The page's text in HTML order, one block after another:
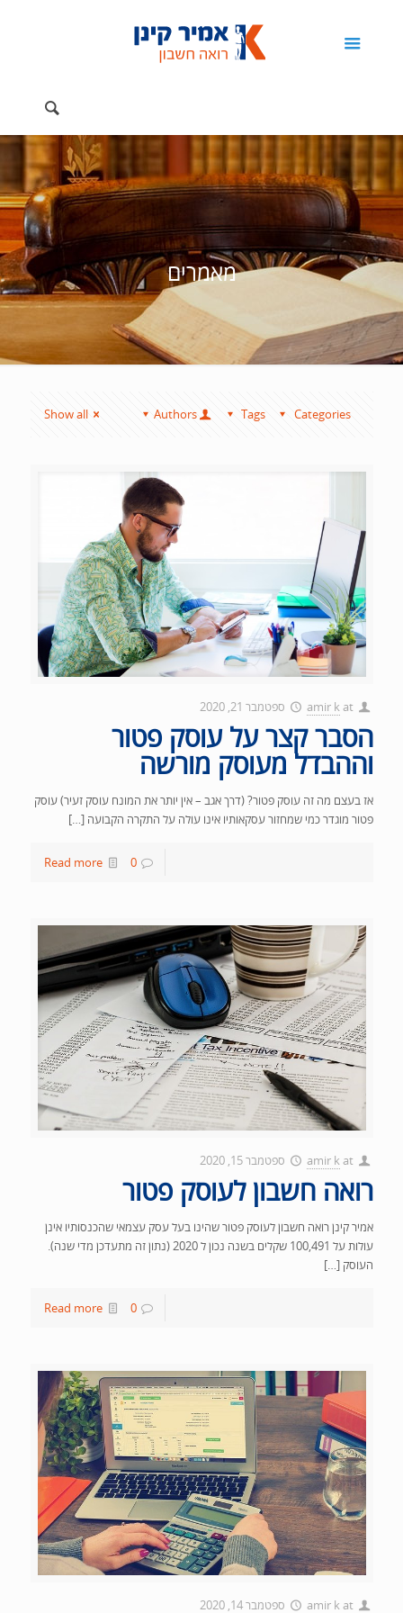
מאמרים
Categories
Tags
Authors
Show all
amir kat ספטמבר 21, 2020
הסבר קצר על עוסק פטור
וההבדל מעוסק מורשה
אז בעצם מה זה עוסק פטור? (דרך אגב – אין יותר את המונח עוסק זעיר) עוסק
פטור מוגדר כמי שמחזור עסקאותיו אינו עולה על התקרה הקבועה […]
0
Read more
amir kat ספטמבר 15, 2020
רואה חשבון לעוסק פטור
אמיר קינן רואה חשבון לעוסק פטור שהינו בעל עסק עצמאי שהכנסותיו אינן
עולות על 100,491 שקלים בשנה נכון ל 2020 (נתון זה מתעדכן מדי שנה).
העוסק […]
0
Read more
amir kat ספטמבר 14, 2020